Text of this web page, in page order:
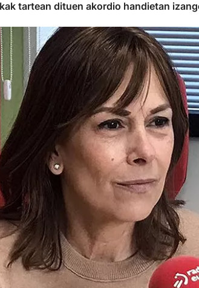
tartean dituen akordio handietan